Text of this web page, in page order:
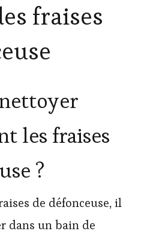
fraises
les fraises
?
de défonceuse, il
dans un bain de